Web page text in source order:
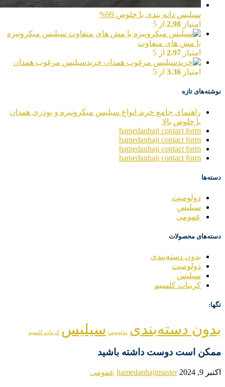
سیلیس دانه بندی با خلوص 99%
امتیاز 2.98 از 5
سیلیس میکرونیزه
با مش های متفاوت
امتیاز 2.97 از 5
خریدسیلیس مرغوب همدان
امتیاز 3.36 از 5
نوشته‌های تازه
راهنمای جامع خرید انواع سیلیس میکرونیزه و پودری همدان
با خلوص بالا
hamedanhaji contact form
hamedanhaji contact form
hamedanhaji contact form
hamedanhaji contact form
دسته‌ها
دولومیت
سیلیس
عمومی
دسته‌های محصولات
بدون دسته‌بندی
دولومیت
سیلیس
کربنات کلسیم
تگها:
بدون دسته‌بندی دولومیت سیلیس کربنات کلسیم
ممکن است دوست داشته باشید
اکتبر 9, 2024 hamedanhajimaster عمومی